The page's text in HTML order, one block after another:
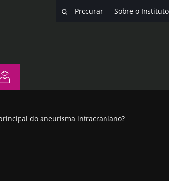
Sobre o Instituto
do aneurisma intracraniano?